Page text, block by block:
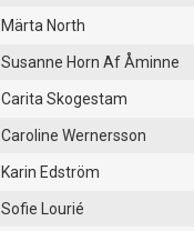
Märta North
Susanne Horn Af Åminne
Carita Skogestam
Caroline Wernersson
Karin Edström
Sofie Lourié